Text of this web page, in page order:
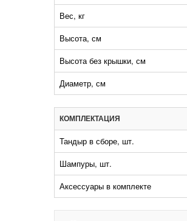
Вес, кг
Высота, см
Высота без крышки, см
Диаметр, см
КОМПЛЕКТАЦИЯ
Тандыр в сборе, шт.
Шампуры, шт.
Аксессуары в комплекте